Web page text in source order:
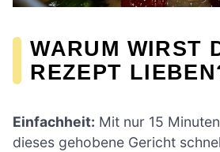
WARUM WIRST
REZEPT
Einfachheit: Mit nur 15
dieses gehobene Gericht